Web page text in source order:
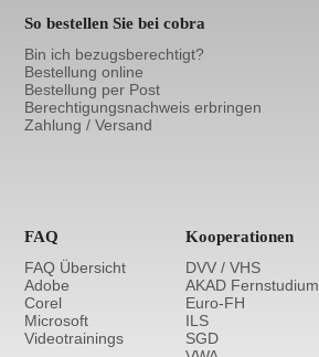
So bestellen Sie bei cobra
Bin ich bezugsberechtigt?
Bestellung online
Bestellung per Post
Berechtigungsnachweis erbringen
Zahlung / Versand
FAQ
FAQ Übersicht
Adobe
Corel
Microsoft
Videotrainings
Kooperationen
DVV / VHS
AKAD Fernstudium
Euro-FH
ILS
SGD